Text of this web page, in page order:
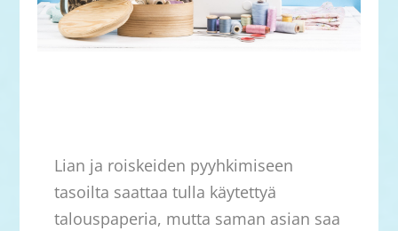
Lian ja roiskeiden pyyhkimiseen
tasoilta saattaa tulla käytettyä
talouspaperia, mutta saman asian saa